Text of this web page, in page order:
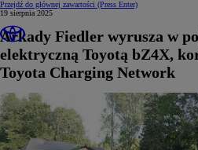
Przejdź do głównej zawartości (Press Enter)
19 sierpnia 2025
Arkady Fiedler wyrusza w
elektryczną Toyotą bZ4X,
Toyota Charging Network